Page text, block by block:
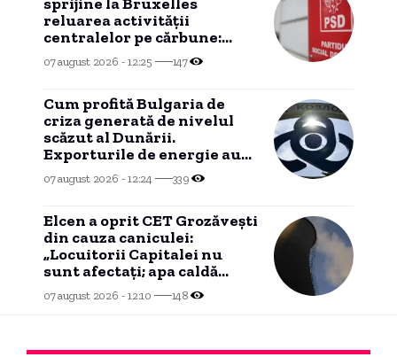
reluarea activității
centralelor pe cărbune:
„România nu poate fi lăsată
în întuneric”
07 august 2026 - 12:25 147
Cum profită Bulgaria de
criza generată de nivelul
scăzut al Dunării.
Exporturile de energie au
atins niveluri record.
07 august 2026 - 12:24 339
Elcen a oprit CET Grozăveşti
din cauza caniculei:
„Locuitorii Capitalei nu
sunt afectați; apa caldă
menajeră este asigurată”
07 august 2026 - 12:10 148